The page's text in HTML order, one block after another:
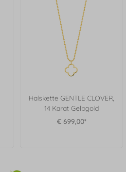
Halskette GENTLE CLOVER,
14 Karat Gelbgold
€ 699,00*